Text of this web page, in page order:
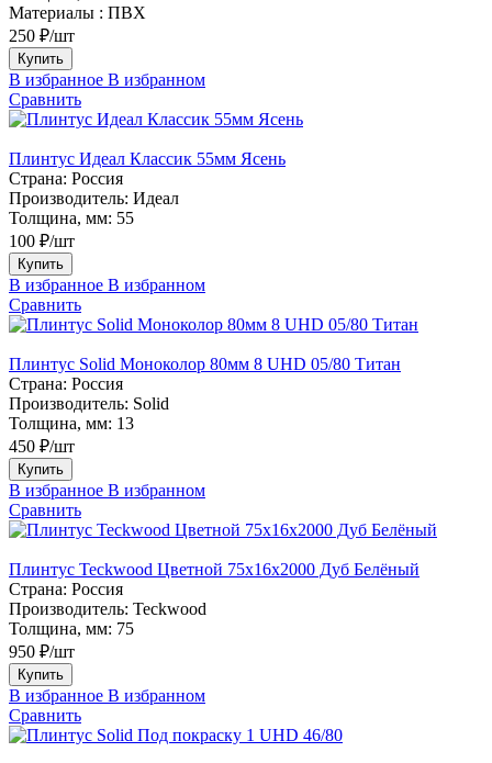
Материалы : ПВХ
250 ₽/шт
Купить
В избранное В избранном
Сравнить
Плинтус Идеал Классик 55мм Ясень
Страна: Россия
Производитель: Идеал
Толщина, мм: 55
100 ₽/шт
Купить
В избранное В избранном
Сравнить
Плинтус Solid Моноколор 80мм 8 UHD 05/80 Титан
Страна: Россия
Производитель: Solid
Толщина, мм: 13
450 ₽/шт
Купить
В избранное В избранном
Сравнить
Плинтус Teckwood Цветной 75х16х2000 Дуб Белёный
Страна: Россия
Производитель: Teckwood
Толщина, мм: 75
950 ₽/шт
Купить
В избранное В избранном
Сравнить